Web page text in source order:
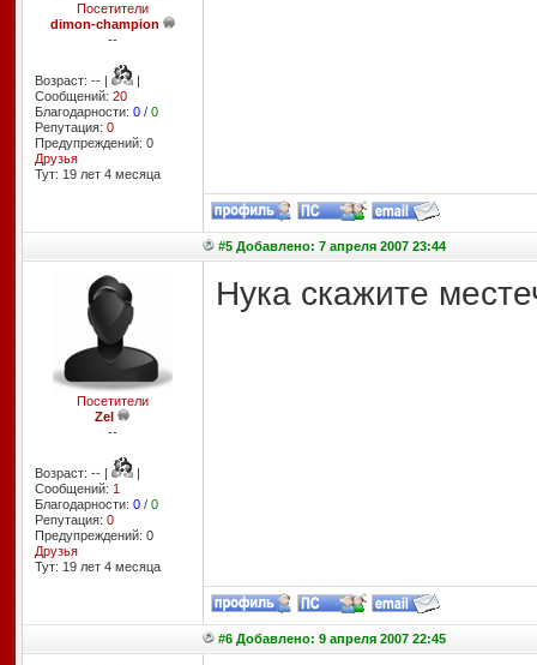
Посетители
dimon-champion
--
Возраст: -- |
|
Сообщений: 20
Благодарности: 0/ 0
Репутация: 0
Предупреждений: 0
Друзья
Тут: 19 лет 4 месяцa
#5 Добавлено: 7 апреля 2007 23:44
Посетители
Zel
--
Возраст: -- |
|
Сообщений: 1
Благодарности: 0/ 0
Репутация: 0
Предупреждений: 0
Друзья
Тут: 19 лет 4 месяцa
Нука скажите
#6 Добавлено: 9 апреля 2007 22:45